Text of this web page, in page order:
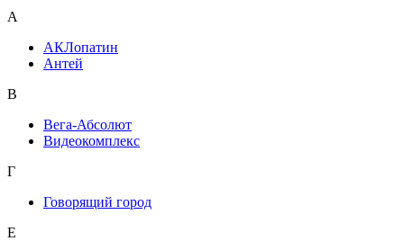
А
АКЛопатин
Антей
В
Вега-Абсолют
Видеокомплекс
Г
Говорящий город
Е